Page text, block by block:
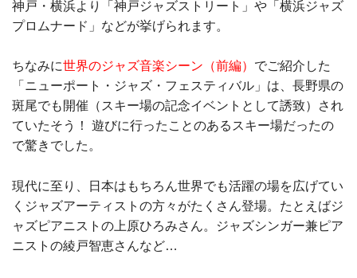
神戸・横浜より「神戸ジャズストリート」や「横浜ジャズ
プロムナード」などが挙げられます。
ちなみに世界のジャズ音楽シーン（前編） でご紹介した
「ニューポート・ジャズ・フェスティバル」は、長野県の
斑尾でも開催（スキー場の記念イベントとして誘致）され
ていたそう！ 遊びに行ったことのあるスキー場だったの
で驚きでした。
現代に至り、日本はもちろん世界でも活躍の場を広げてい
くジャズアーティストの方々がたくさん登場。たとえばジ
ャズピアニストの上原ひろみさん。ジャズシンガー兼ピア
ニストの綾戸智恵さんなど…